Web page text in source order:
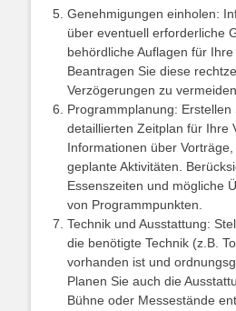
Genehmigungen einholen:
über eventuell erforderliche
behördliche Auflagen für Ihre
Beantragen Sie diese
Verzögerungen zu vermeiden.
Programmplanung: Erstellen
detaillierten Zeitplan für Ihre
Informationen über
geplante Aktivitäten.
Essenszeiten und mögliche
von Programmpunkten.
Technik und Ausstattung:
die benötigte Technik (z.B.
vorhanden ist und
Planen Sie auch die
Bühne oder Messestände